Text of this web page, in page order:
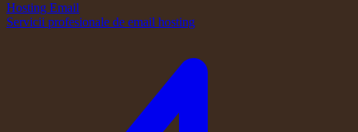
Hosting Email
Servicii profesionale de email hosting